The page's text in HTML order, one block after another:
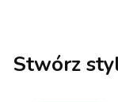
Stwórz